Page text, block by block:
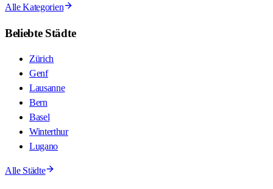
Alle Kategorien
Beliebte Städte
Zürich
Genf
Lausanne
Bern
Basel
Winterthur
Lugano
Alle Städte